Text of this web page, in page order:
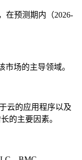
在预测期内（2026-
场的主导领域。
云的应用程序以及
的主要因素。